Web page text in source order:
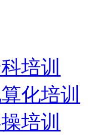
培训
化培训
培训